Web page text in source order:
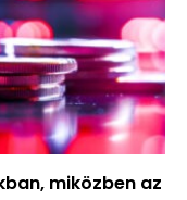
miközben az